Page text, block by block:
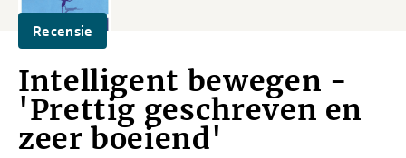
Recensie
Intelligent bewegen -
'Prettig geschreven en
zeer boeiend'